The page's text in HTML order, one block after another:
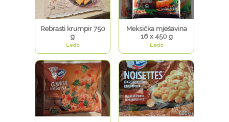
Rebrasti krumpir 750
g
Ledo
Meksička mješavina
16 x 450 g
Ledo